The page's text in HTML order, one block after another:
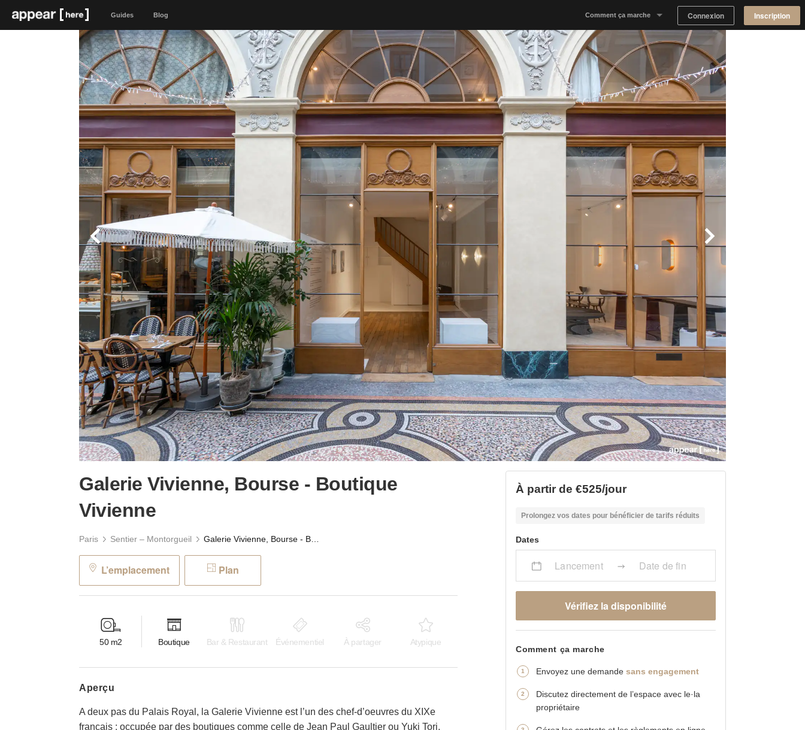
Guides Blog Comment ça marche
Notre concept
Proposer un espace
Trouver un espace
Tableau de Bord Propriétaire
Connexion Inscription
Galerie Vivienne, Bourse - Boutique
Vivienne
Paris Sentier – Montorgueil
L’emplacement Plan
50 m2 Boutique Bar & Restaurant Événementiel À partager Atypique
aperçu
A deux pas du Palais Royal, la Galerie Vivienne est l’un des chef-d’oeuvres du XIXe
français : occupée par des boutiques comme celle de Jean Paul Gaultier ou Yuki Tori,
À partir de €525/jour
Prolongez vos dates pour bénéficier de tarifs réduits
Dates
Lancement Date de fin
Vérifiez la disponibilité
Comment ça marche
Envoyez une demandesans engagement
Discutez directement de l’espace avec le·la
propriétaire